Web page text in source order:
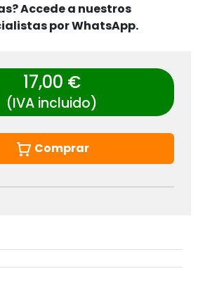
Accede a nuestros
por WhatsApp.
17,00 €
(IVA incluido)
Comprar